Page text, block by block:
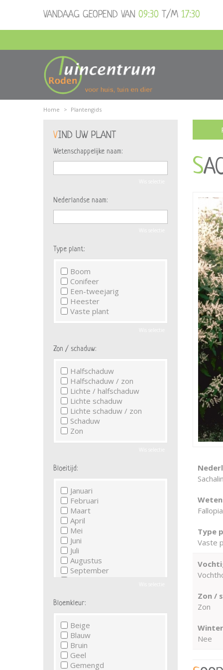
Home > Plantengids
VANDAAG GEOPEND VAN 09:30 T/M 17:30
Type
Vaste
Zon /
Zon
Nee
VIND UW PLANT
Wetenschappelijke naam:
Nederlandse naam:
Type plant:
Boom
Conifeer
Een-tweejarig
Heester
Vaste plant
Zon / schaduw:
Halfschaduw
Halfschaduw / zon
Lichte / halfschaduw
Lichte schaduw
Lichte schaduw / zon
Schaduw
Zon
Bloeitijd:
Januari
Februari
Maart
April
Mei
Juni
Juli
Augustus
September
December
Bloemkleur:
Beige
Blauw
Bruin
Geel
Gemengd